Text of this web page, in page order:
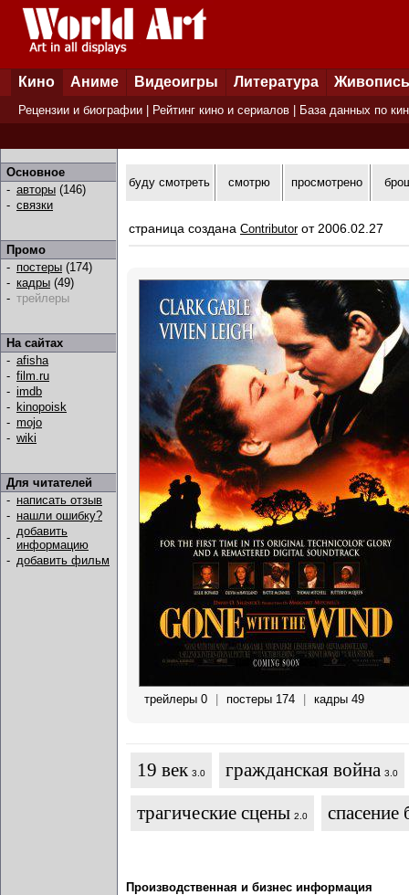
Кино Аниме Видеоигры Литература Живопись
Рецензии и биографии Рейтинг кино и сериалов База данных по
Основное
- авторы (146)
- связки
Промо
- постеры (174)
- кадры (49)
- трейлеры
На сайтах
- afisha
- film.ru
- imdb
- kinopoisk
- mojo
- wiki
Для читателей
- написать отзыв
- нашли ошибку?
- добавить
информацию
- добавить фильм
буду смотреть смотрю просмотрено
страница создана Contributorот 2006.02.27
трейлеры 0 постеры 174 кадры 49
19 век 3.0 гражданская война 3.0
трагические сцены 2.0 спасение
Производственная и бизнес информация